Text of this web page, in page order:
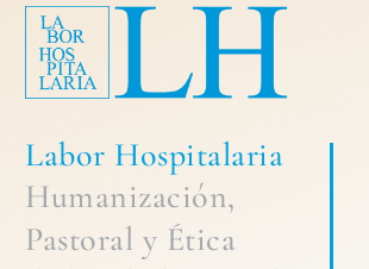
Labor Hospitalaria
Humanización,
Pastoral y Ética